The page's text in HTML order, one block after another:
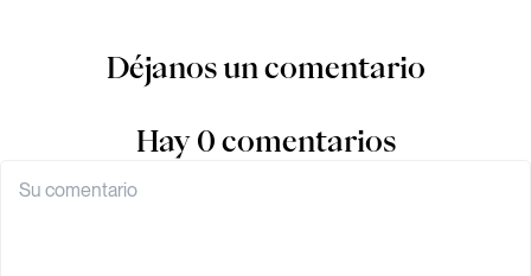
Déjanos un comentario
Hay 0 comentarios